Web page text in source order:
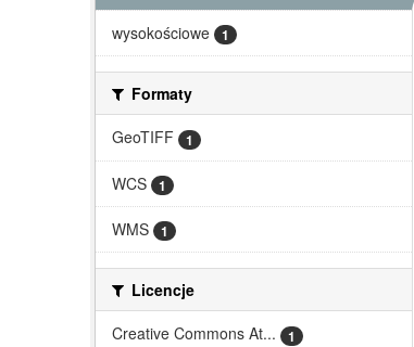
wysokościowe 1
Formaty
GeoTIFF
1
WCS 1
WMS 1
Licencje
Creative Commons At...
1